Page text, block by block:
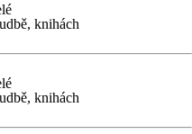
knihách
knihách